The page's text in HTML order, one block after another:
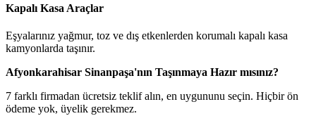
Kapalı Kasa Araçlar
Eşyalarınız yağmur, toz ve dış etkenlerden korumalı kapalı kasa
kamyonlarda taşınır.
Afyonkarahisar Sinanpaşa'nın Taşınmaya Hazır mısınız?
7 farklı firmadan ücretsiz teklif alın, en uygununu seçin. Hiçbir ön
ödeme yok, üyelik gerekmez.